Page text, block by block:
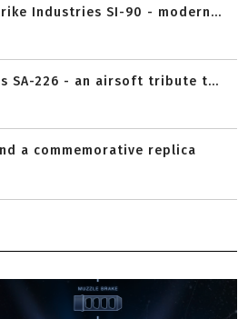
Industries SI-90 - modern...
SA-226 - an airsoft tribute t...
a commemorative replica